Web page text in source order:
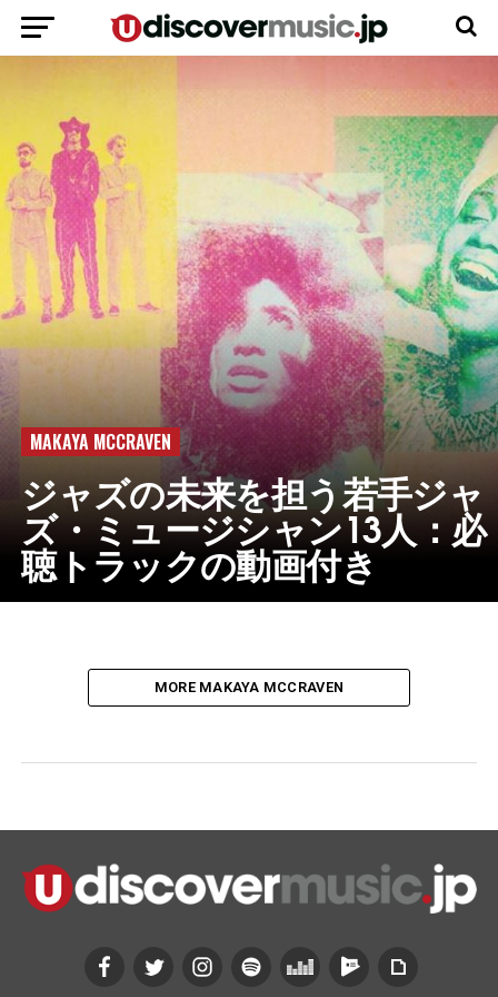
MAKAYA MCCRAVEN
ジャズの未来を担う若手ジャ
ズ・ミュージシャン13人：必
聴トラックの動画付き
MORE MAKAYA MCCRAVEN